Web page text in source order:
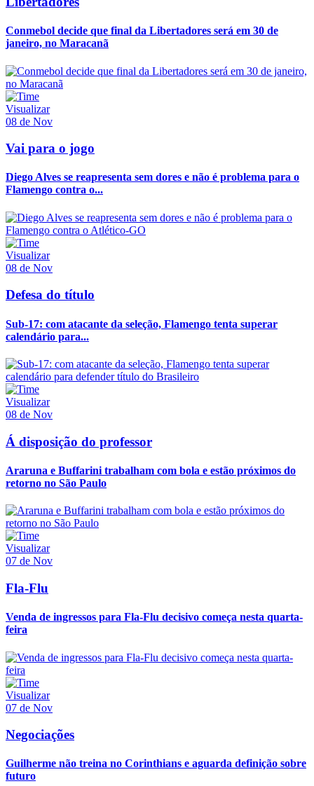
Conmebol decide que final da Libertadores será em 30 de
janeiro, no Maracanã
Visualizar
08 de Nov
Vai para o jogo
Diego Alves se reapresenta sem dores e não é problema para o
Flamengo contra o...
Visualizar
08 de Nov
Defesa do título
Sub-17: com atacante da seleção, Flamengo tenta superar
calendário para...
Visualizar
08 de Nov
Á disposição do professor
Araruna e Buffarini trabalham com bola e estão próximos do
retorno no São Paulo
Visualizar
07 de Nov
Fla-Flu
Venda de ingressos para Fla-Flu decisivo começa nesta quarta-
feira
Visualizar
07 de Nov
Negociações
Guilherme não treina no Corinthians e aguarda definição sobre
futuro